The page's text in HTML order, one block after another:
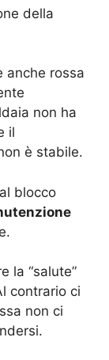
della
anche rossa
non ha
il
è stabile.
blocco
la “salute”
contrario ci
non ci